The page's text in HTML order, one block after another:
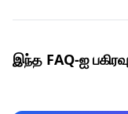
இந்த FAQ-ஐ